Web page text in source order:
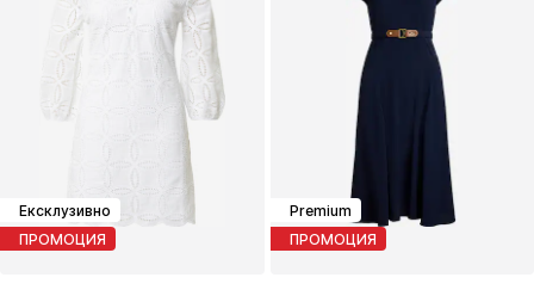
Ексклузивно
ПРОМОЦИЯ
Premium
ПРОМОЦИЯ